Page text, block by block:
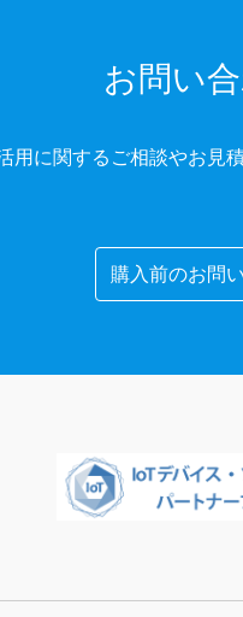
お問い
用に関するご相談やお見
購入前のお問